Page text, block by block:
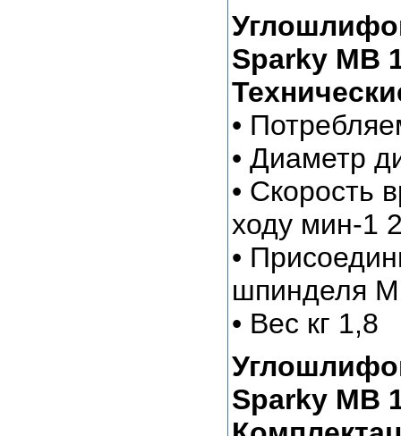
Sparky MB
•
• Диаметр
• Скорость
ходу мин-1
•
шпинделя
• Вес кг 1,8
Sparky MB